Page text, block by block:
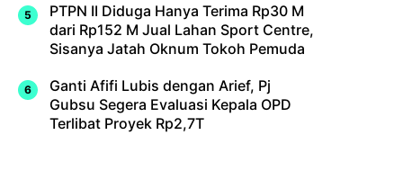
PTPN II Diduga Hanya Terima Rp30 M
dari Rp152 M Jual Lahan Sport Centre,
Sisanya Jatah Oknum Tokoh Pemuda
Ganti Afifi Lubis dengan Arief, Pj
Gubsu Segera Evaluasi Kepala OPD
Terlibat Proyek Rp2,7T